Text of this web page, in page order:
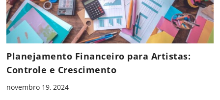
Planejamento Financeiro para Artistas:
Controle e Crescimento
novembro 19, 2024